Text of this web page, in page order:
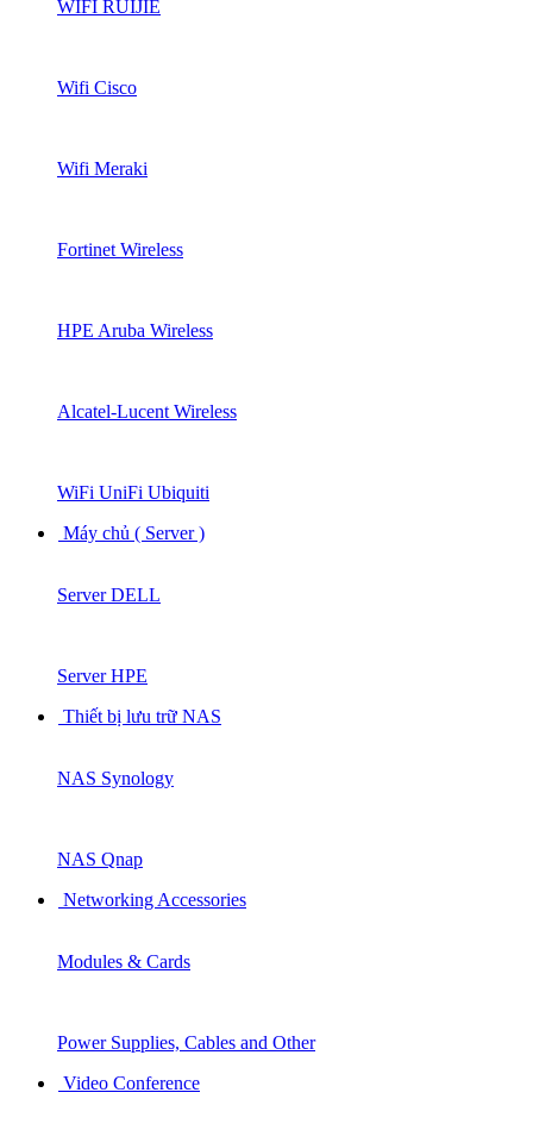
WIFI RUIJIE
Wifi Cisco
Wifi Meraki
Fortinet Wireless
HPE Aruba Wireless
Alcatel-Lucent Wireless
WiFi UniFi Ubiquiti
Máy chủ ( Server )
Server DELL
Server HPE
Thiết bị lưu trữ NAS
NAS Synology
NAS Qnap
Networking Accessories
Modules & Cards
Power Supplies, Cables and Other
Video Conference